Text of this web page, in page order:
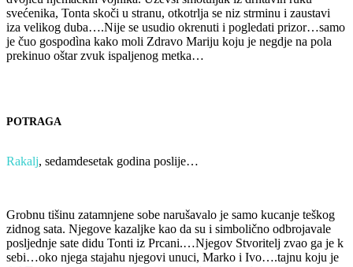
svećenika, Tonta skoči u stranu, otkotrlja se niz strminu i zaustavi
iza velikog duba….Nije se usudio okrenuti i pogledati prizor…samo
je čuo gospodìna kako moli Zdravo Mariju koju je negdje na pola
prekinuo oštar zvuk ispaljenog metka…
POTRAGA
Rakalj, sedamdesetak godina poslije…
Grobnu tišinu zatamnjene sobe narušavalo je samo kucanje teškog
zidnog sata. Njegove kazaljke kao da su i simbolično odbrojavale
posljednje sate didu Tonti iz Prcani.…Njegov Stvoritelj zvao ga je k
sebi…oko njega stajahu njegovi unuci, Marko i Ivo….tajnu koju je